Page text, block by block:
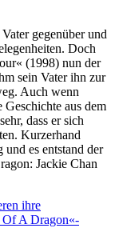
gegenüber und
Doch
(1998) nun der
sein Vater ihn zur
Auch wenn
Geschichte aus dem
dass er sich
Kurzerhand
es entstand der
Jackie Chan